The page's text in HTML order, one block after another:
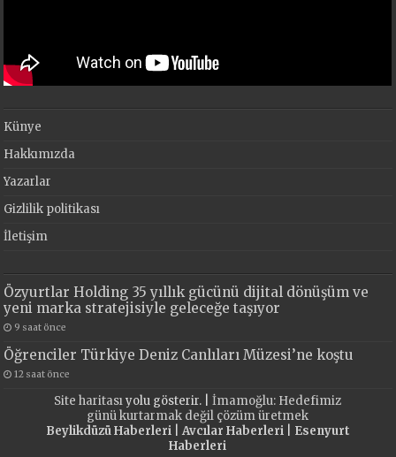
Künye
Hakkımızda
Yazarlar
Gizlilik politikası
İletişim
Özyurtlar Holding 35 yıllık gücünü dijital dönüşüm ve
yeni marka stratejisiyle geleceğe taşıyor
9 saat önce
Öğrenciler Türkiye Deniz Canlıları Müzesi’ne koştu
12 saat önce
Site haritasıyolu gösterir. |İmamoğlu: Hedefimiz
günü kurtarmak değil çözüm üretmek
Beylikdüzü Haberleri| Avcılar Haberleri| Esenyurt
Haberleri